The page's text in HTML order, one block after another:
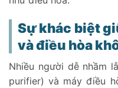
Sự khác biệt
và điều hòa
Nhiều người dễ nhầm
purifier) và máy điều